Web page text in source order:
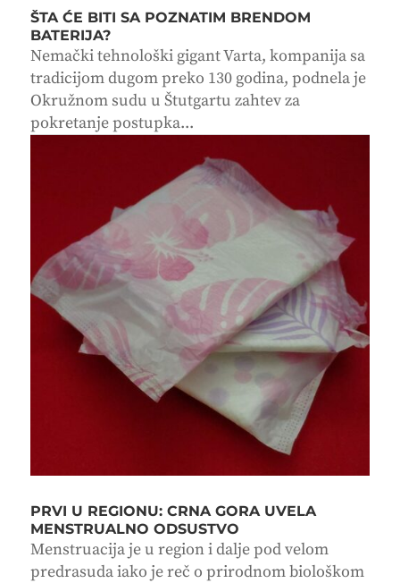
ŠTA ĆE BITI SA POZNATIM BRENDOM
BATERIJA?
Nemački tehnološki gigant Varta, kompanija sa
tradicijom dugom preko 130 godina, podnela je
Okružnom sudu u Štutgartu zahtev za
pokretanje postupka...
PRVI U REGIONU: CRNA GORA UVELA
MENSTRUALNO ODSUSTVO
Menstruacija je u region i dalje pod velom
predrasuda iako je reč o prirodnom biološkom